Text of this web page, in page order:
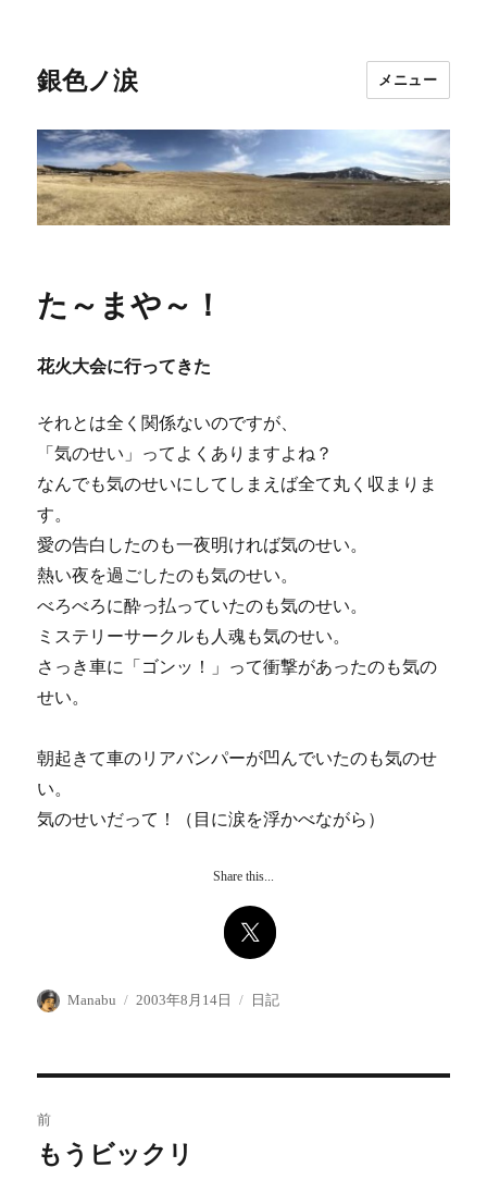
銀色ノ涙 メニュー
た～まや～！
花火大会に行ってきた
それとは全く関係ないのですが、
「気のせい」ってよくありますよね？
なんでも気のせいにしてしまえば全て丸く収まりま
す。
愛の告白したのも一夜明ければ気のせい。
熱い夜を過ごしたのも気のせい。
べろべろに酔っ払っていたのも気のせい。
ミステリーサークルも人魂も気のせい。
さっき車に「ゴンッ！」って衝撃があったのも気の
せい。
朝起きて車のリアバンパーが凹んでいたのも気のせ
い。
気のせいだって！（目に涙を浮かべながら）
Share this...
投
Manabu
投
2003年8月14日
カ
日記
稿
前
前
もうビックリ